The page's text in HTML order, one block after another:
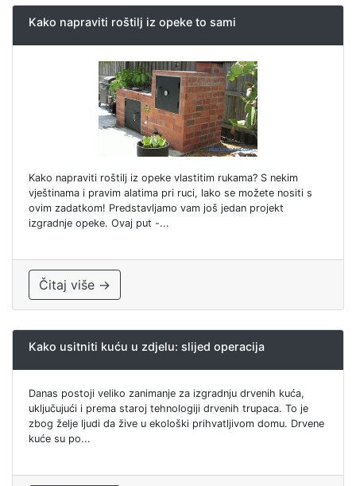
Kako napraviti roštilj iz opeke to sami
Kako napraviti roštilj iz opeke vlastitim rukama? S nekim
vještinama i pravim alatima pri ruci, lako se možete nositi s
ovim zadatkom! Predstavljamo vam još jedan projekt
izgradnje opeke. Ovaj put -...
Čitaj više →
Kako usitniti kuću u zdjelu: slijed operacija
Danas postoji veliko zanimanje za izgradnju drvenih kuća,
uključujući i prema staroj tehnologiji drvenih trupaca. To je
zbog želje ljudi da žive u ekološki prihvatljivom domu. Drvene
kuće su po...